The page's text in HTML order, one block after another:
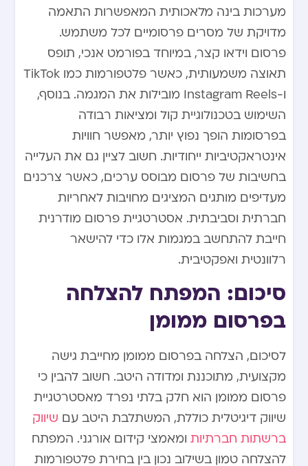
מערכות בינה מלאכותית המאפשרות התאמה
מדויקת של מסרים פרסומיים לכל משתמש.
פרסום וידאו קצר, במיוחד בפורמט אנכי, תופס
תאוצה משמעותית, כאשר פלטפורמות כמו TikTok
ו-Instagram Reels מובילות את המגמה. בנוסף,
השימוש בטכנולוגיית קול ומציאות רבודה
בפרסומות הופך נפוץ יותר, מאפשר חוויות
אינטראקטיביות ייחודיות. חשוב לציין גם את העלייה
בחשיבות של פרסום מבוסס ערכים, כאשר צרכנים
מעדיפים מותגים המציגים מחויבות לאחריות
חברתית וסביבתית. אסטרטגיית פרסום מודרנית
חייבת להתחשב במגמות אלו כדי להישאר
רלוונטית ואפקטיבית.
סיכום: המפתח להצלחה
בפרסום ממומן
לסיכום, הצלחה בפרסום ממומן מחייבת גישה
מקצועית, מתוכננת ומדודה היטב. חשוב להבין כי
פרסום ממומן הוא חלק בלתי נפרד מאסטרטגיית
שיווק דיגיטלית כוללת, המשתלבת היטב עם שיווק
ברשתות חברתיות ומאמצי קידום אורגני. המפתח
להצלחה טמון בשילוב נכון בין בחירת פלטפורמות